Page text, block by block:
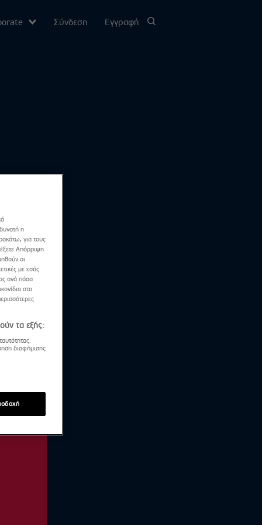
Σύνδεση Εγγραφή
η
για τους
Απόρριψη
οι
με εσάς.
ανά πάσα
στο
τα εξής:
διαφήμισης